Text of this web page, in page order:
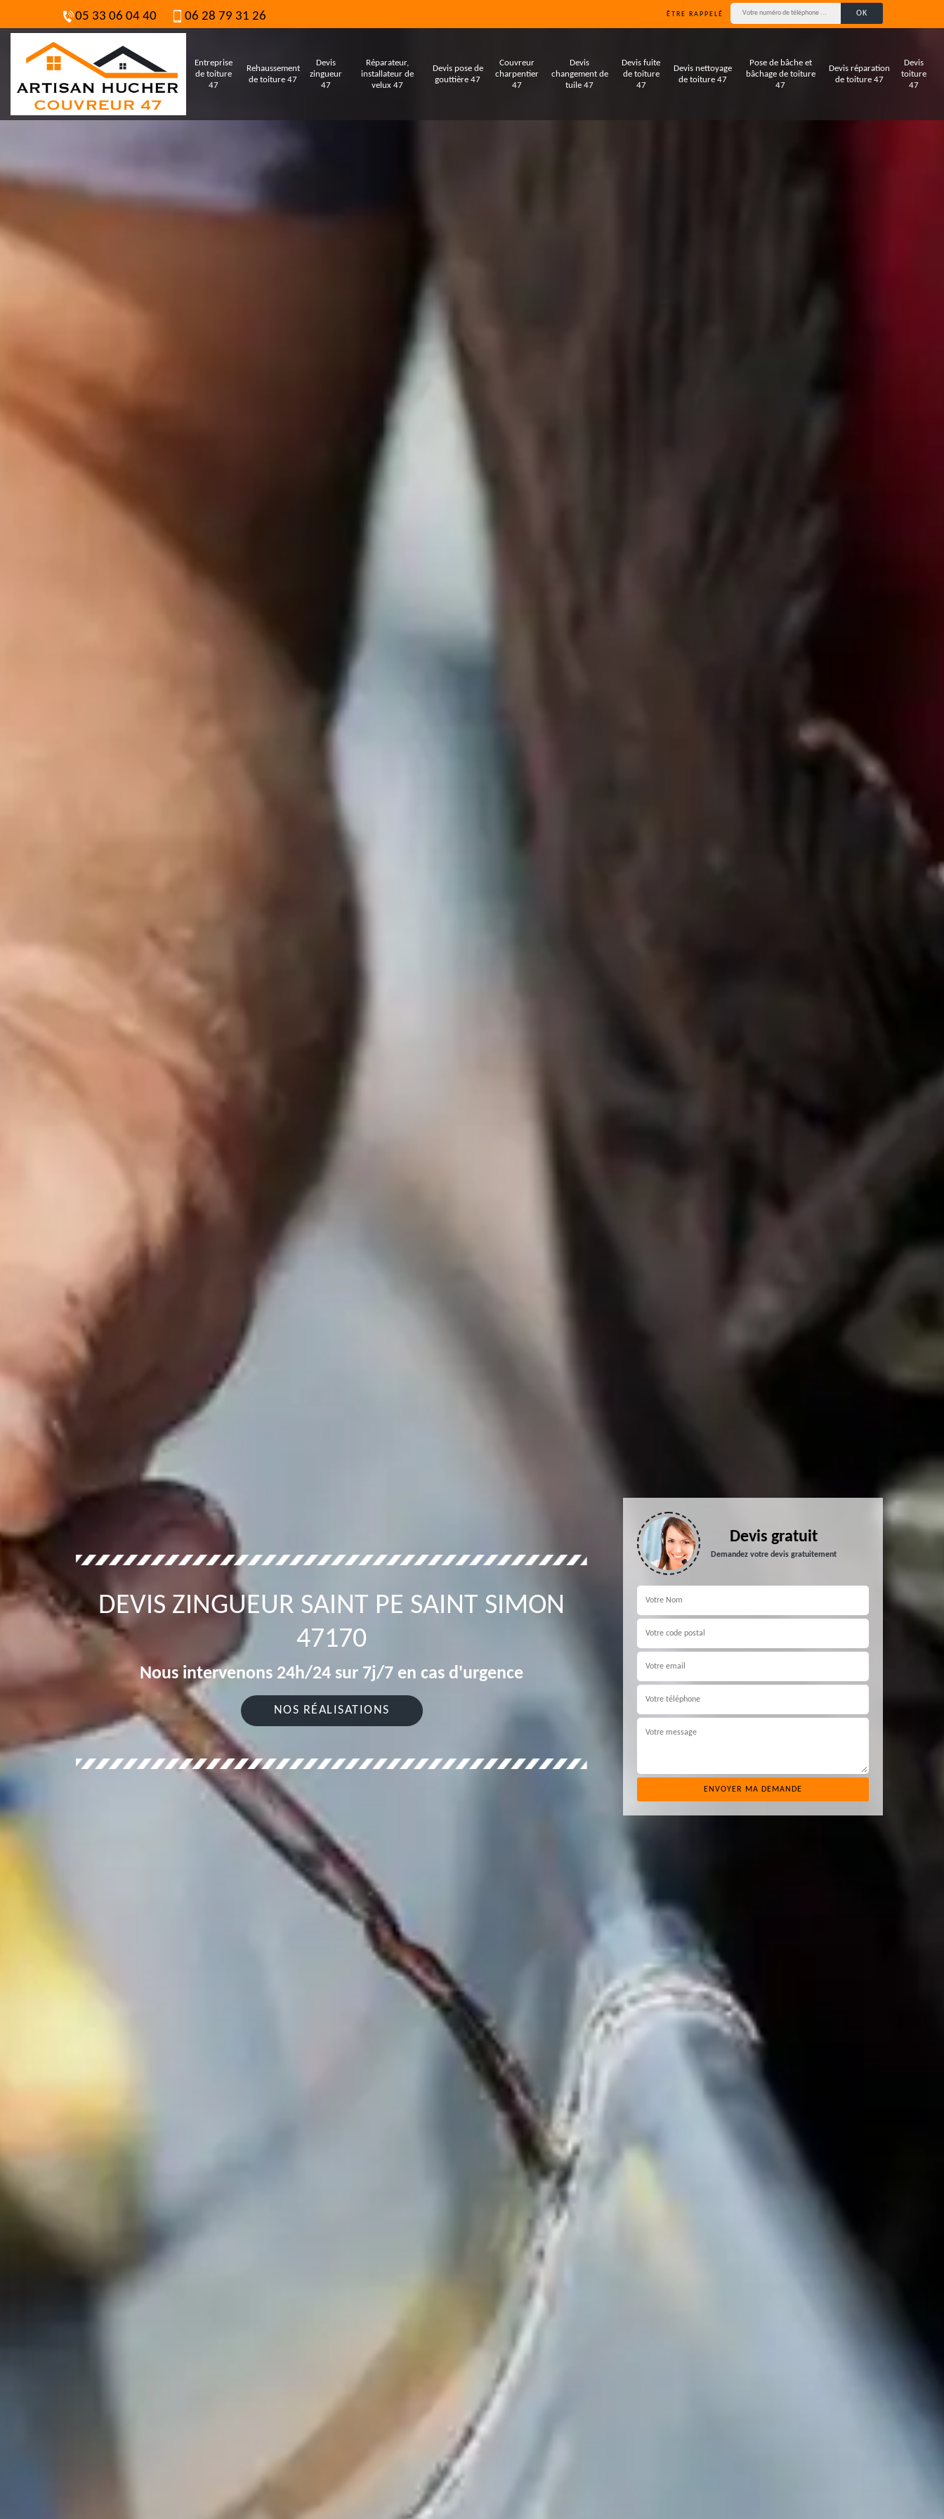
05 33 06 04 40 06 28 79 31 26 ÊTRE RAPPELÉ
Entreprise
de toiture
47
Rehaussement
de toiture 47
Devis
zingueur
47
Réparateur,
installateur de
velux 47
Devis pose de
gouttière 47
Couvreur
charpentier
47
Devis
changement de
tuile 47
Devis fuite
de toiture
47
Devis nettoyage
de toiture 47
Pose de bâche et
bâchage de toiture
47
Devis réparation
de toiture 47
Devis
toiture
47
DEVIS ZINGUEUR SAINT PE SAINT SIMON
47170
Nous intervenons 24h/24 sur 7j/7 en cas d'urgence
NOS RÉALISATIONS
Devis gratuit
Demandez votre devis gratuitement